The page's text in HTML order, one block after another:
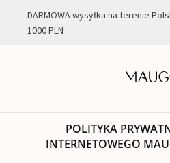
DARMOWA wysyłka na terenie
1000 PLN
POLITYKA
POLITYKA
INTERNETOWEGO